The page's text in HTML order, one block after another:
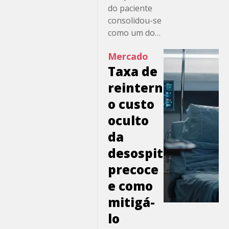
(SRAG),
pressionando
emergências,
leitos de alta
complexidade.
Em 2026, […]
do paciente
consolidou-se
como um dos
vetores de
competitividade
na saúde
suplementar.
Em um
ambiente de
maior
transparência,
pressão
regulatória e
aumento da
judicialização,
indicadores
assistenciais
Mercado
Taxa de
reinternação:
o custo
oculto
da
desospitalização
precoce
e como
mitigá-
lo